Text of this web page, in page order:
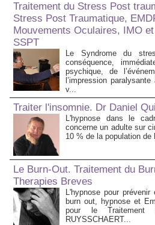
Traitement du Stress Post
Stress Post Traumatique,
Mouvements Oculaires, IMO
SSPT
Le Syndrome du
conséquence,
psychique, de
l’impression
v...
Traiter l'insomnie. Dr Daniel
L'hypnose dans le
concerne un adulte sur
10 % de la population de
Le Burn-Out. Traitement du
Therapies Breves
L'hypnose pour
burn out, hypnose et
pour le Traitement
RUYSSCHAERT...